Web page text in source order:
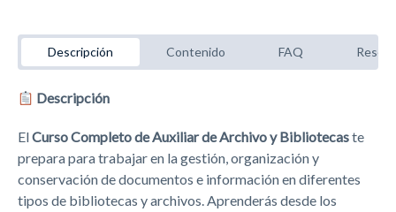
Descripción Contenido FAQ
Descripción
ElCurso Completo de Auxiliar de Archivo y Bibliotecaste
prepara para trabajar en la gestión, organización y
conservación de documentos e información en diferentes
tipos de bibliotecas y archivos. Aprenderás desde los